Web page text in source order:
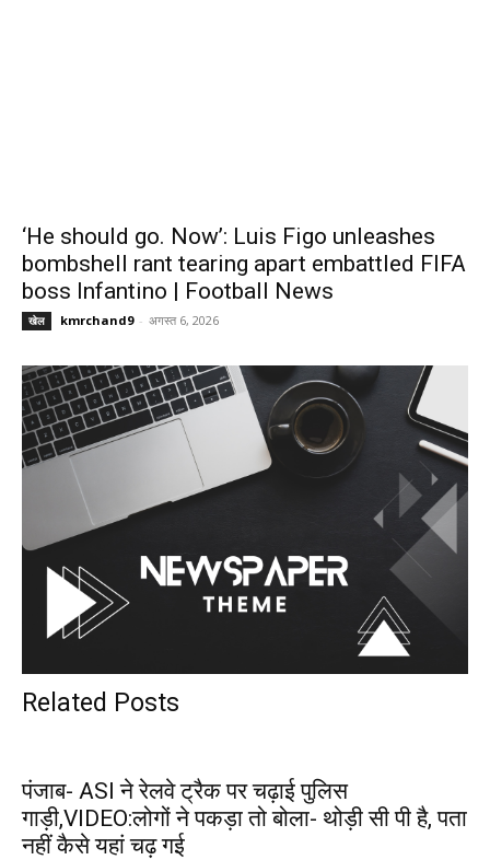
‘He should go. Now’: Luis Figo unleashes
bombshell rant tearing apart embattled FIFA
boss Infantino | Football News
खेल kmrchand9 - अगस्त 6, 2026
Related Posts
पंजाब- ASI ने रेलवे ट्रैक पर चढ़ाई पुलिस
गाड़ी,VIDEO:लोगों ने पकड़ा तो बोला- थोड़ी सी पी है, पता
नहीं कैसे यहां चढ़ गई